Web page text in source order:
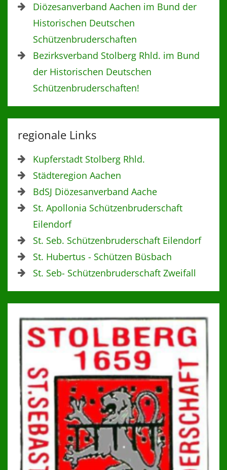
Diözesanverband Aachen im Bund der
Historischen Deutschen
Schützenbruderschaften
Bezirksverband Stolberg Rhld. im Bund
der Historischen Deutschen
Schützenbruderschaften!
regionale Links
Kupferstadt Stolberg Rhld.
Städteregion Aachen
BdSJ Diözesanverband Aache
St. Apollonia Schützenbruderschaft
Eilendorf
St. Seb. Schützenbruderschaft Eilendorf
St. Hubertus - Schützen Büsbach
St. Seb- Schützenbruderschaft Zweifall